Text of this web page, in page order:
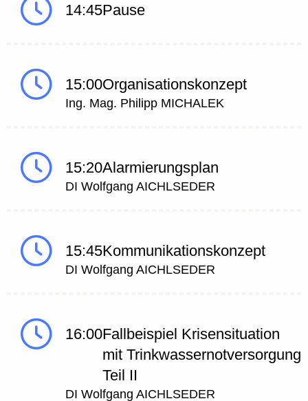
14:45Pause
15:00Organisationskonzept
Ing. Mag. Philipp MICHALEK
15:20Alarmierungsplan
DI Wolfgang AICHLSEDER
15:45Kommunikationskonzept
DI Wolfgang AICHLSEDER
16:00Fallbeispiel Krisensituation
mit Trinkwassernotversorgung
Teil II
DI Wolfgang AICHLSEDER